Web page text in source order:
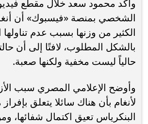
وأكد محمود سعد خلال مقطع
الشخصي بمنصة «فيسبوك» أن
الكثير من وزنها بسبب عدم تناولها
بالشكل المطلوب، لافتًا إلى أن
حالياً ليست مخفية ولكنها صعبة.
وأوضح الإعلامي المصري سبب
لأنغام بأن هناك سائلا يتعلق
البنكرياس تعيق اكتمال شفائها،